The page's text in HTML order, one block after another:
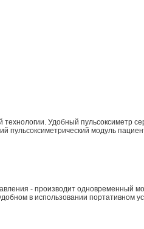
Удобный пульсоксиметр
пульсоксиметрический модуль
- производит одновременный
в использовании портативном